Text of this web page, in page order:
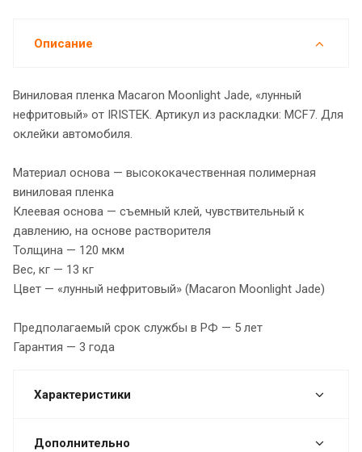
Описание
Виниловая пленка Macaron Moonlight Jade, «лунный
нефритовый» от IRISTEK. Артикул из раскладки: MCF7. Для
оклейки автомобиля.
Материал основа — высококачественная полимерная
виниловая пленка
Клеевая основа — съемный клей, чувствительный к
давлению, на основе растворителя
Толщина — 120 мкм
Вес, кг — 13 кг
Цвет — «лунный нефритовый» (Macaron Moonlight Jade)
Предполагаемый срок службы в РФ — 5 лет
Гарантия — 3 года
Характеристики
Дополнительно